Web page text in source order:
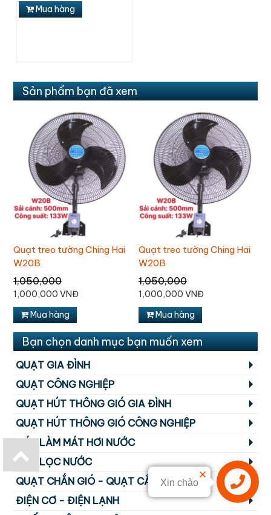
Mua hàng
Sản phẩm bạn đã xem
Quạt treo tường Ching Hai
W20B
1,050,000
1,000,000 VNĐ
Mua hàng
Quạt treo tường Ching Hai
W20B
1,050,000
1,000,000 VNĐ
Mua hàng
Bạn chọn danh mục bạn muốn xem
QUẠT GIA ĐÌNH
QUẠT CÔNG NGHIỆP
QUẠT HÚT THÔNG GIÓ GIA ĐÌNH
QUẠT HÚT THÔNG GIÓ CÔNG NGHIỆP
MÁY LÀM MÁT HƠI NƯỚC
MÁY LỌC NƯỚC
QUẠT CHẮN GIÓ - QUẠT CẮT GIÓ
ĐIỆN CƠ - ĐIỆN LẠNH
Xin chào